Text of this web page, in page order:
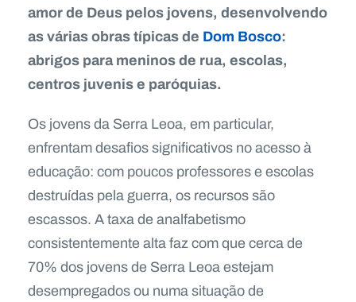
amor de Deus pelos jovens, desenvolvendo
as várias obras típicas de Dom Bosco:
abrigos para meninos de rua, escolas,
centros juvenis e paróquias.
Os jovens da Serra Leoa, em particular,
enfrentam desafios significativos no acesso à
educação: com poucos professores e escolas
destruídas pela guerra, os recursos são
escassos. A taxa de analfabetismo
consistentemente alta faz com que cerca de
70% dos jovens de Serra Leoa estejam
desempregados ou numa situação de